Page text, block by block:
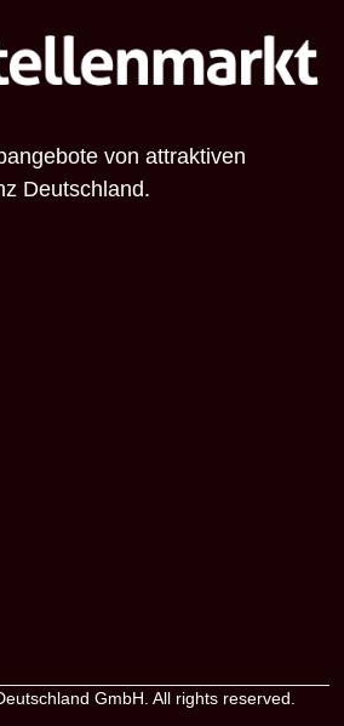
von attraktiven
Deutschland.
GmbH. All rights reserved.